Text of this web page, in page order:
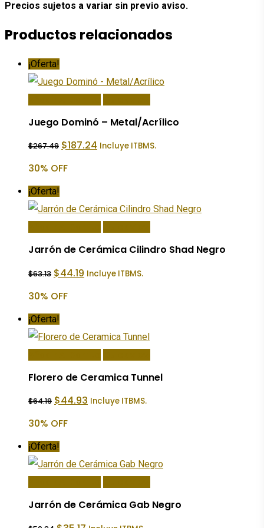
Precios sujetos a variar sin previo aviso.
Productos relacionados
¡Oferta!
Juego Dominó – Metal/Acrílico
$267.49 El
precio
era:
$187.24 El
precio
Incluye ITBMS.
30% OFF
¡Oferta!
Jarrón de Cerámica Cilindro Shad Negro
$63.13 El
precio
era:
$44.19 El
precio
Incluye ITBMS.
30% OFF
¡Oferta!
Florero de Ceramica Tunnel
$64.19 El
precio
era:
$44.93 El
precio
Incluye ITBMS.
30% OFF
¡Oferta!
Jarrón de Cerámica Gab Negro
El El